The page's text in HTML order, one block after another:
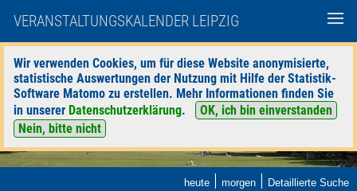
VERANSTALTUNGSKALENDER LEIPZIG
Wir verwenden Cookies, um für diese Website anonymisierte,
statistische Auswertungen der Nutzung mit Hilfe der Statistik-
Software Matomo zu erstellen. Mehr Informationen finden Sie
in unserer Datenschutzerklärung.
OK, ich bin einverstanden
Nein, bitte nicht
heute | morgen | Detaillierte Suche